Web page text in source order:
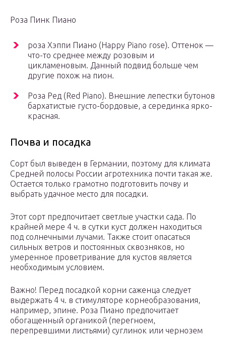
Роза Пинк Пиано
роза Хэппи Пиано (Happy Piano rose). Оттенок —
что-то среднее между розовым и
цикламеновым. Данный подвид больше чем
другие похож на пион.
Роза Ред (Red Piano). Внешние лепестки бутонов
бархатистые густо-бордовые, а серединка ярко-
красная.
Почва и посадка
Сорт был выведен в Германии, поэтому для климата
Средней полосы России агротехника почти такая же.
Остается только грамотно подготовить почву и
выбрать удачное место для посадки.
Этот сорт предпочитает светлые участки сада. По
крайней мере 4 ч. в сутки куст должен находиться
под солнечными лучами. Также стоит опасаться
сильных ветров и постоянных сквозняков, но
умеренное проветривание для кустов является
необходимым условием.
Важно! Перед посадкой корни саженца следует
выдержать 4 ч. в стимуляторе корнеобразования,
например, эпине. Роза Пиано предпочитает
обогащенный органикой (перегноем,
перепревшими листьями) суглинок или чернозем